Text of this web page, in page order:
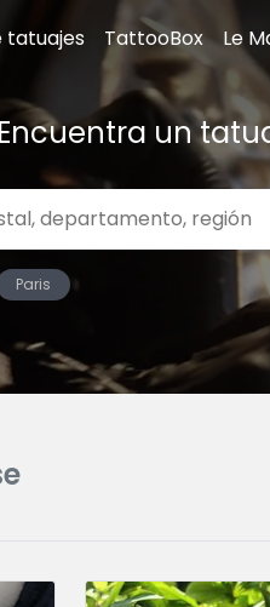
tatuajes TattooBox Le
Encuentra un
Paris